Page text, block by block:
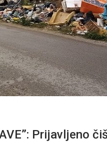
Prijavljeno